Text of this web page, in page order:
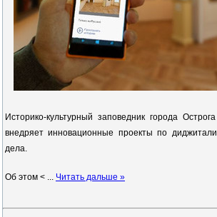
Историко-культурный заповедник города
внедряет инновационные проекты по
дела.
Об этом < ... Читать дальше »